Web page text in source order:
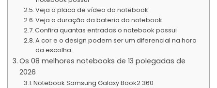
Veja a placa de vídeo do notebook
Veja a duração da bateria do notebook
Confira quantas entradas o notebook possui
A cor e o design podem ser um diferencial na hora
da escolha
Os 08 melhores notebooks de 13 polegadas de
2026
Notebook Samsung Galaxy Book2 360